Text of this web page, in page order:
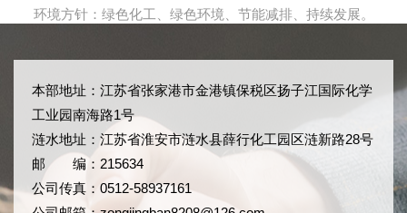
环境方针：绿色化工、绿色环境、节能减排、持续发展。
本部地址：江苏省张家港市金港镇保税区扬子江国际化学
工业园南海路1号
涟水地址：江苏省淮安市涟水县薛行化工园区涟新路28号
邮 编：215634
公司传真：0512-58937161